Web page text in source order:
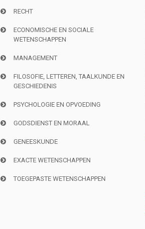
RECHT
ECONOMISCHE EN SOCIALE
WETENSCHAPPEN
MANAGEMENT
FILOSOFIE, LETTEREN, TAALKUNDE EN
GESCHIEDENIS
PSYCHOLOGIE EN OPVOEDING
GODSDIENST EN MORAAL
GENEESKUNDE
EXACTE WETENSCHAPPEN
TOEGEPASTE WETENSCHAPPEN